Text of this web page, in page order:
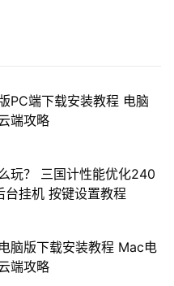
PC端下载安装教程 电脑
端攻略
玩？ 三国计性能优化240
台挂机 按键设置教程
脑版下载安装教程 Mac电
端攻略